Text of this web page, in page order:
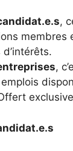
,
membres
,